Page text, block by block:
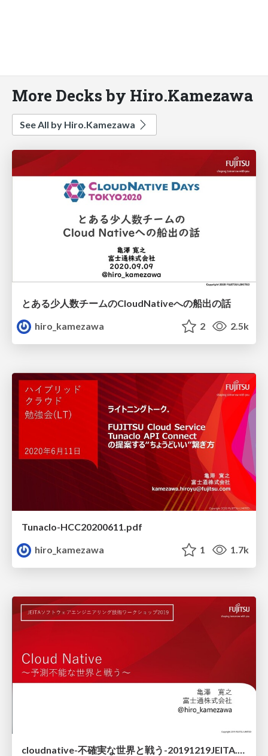
More Decks by Hiro.Kamezawa
See All by Hiro.Kamezawa
とある少人数チームのCloudNativeへの船出の話
hiro_kamezawa
2 2.5k
Tunaclo-HCC20200611.pdf
hiro_kamezawa
1 1.7k
cloudnative-不確実な世界と戦う-20191219JEITA.pdf